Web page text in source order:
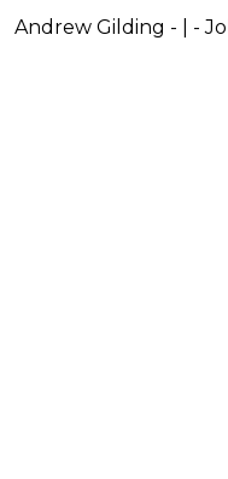
Andrew Gilding - | -